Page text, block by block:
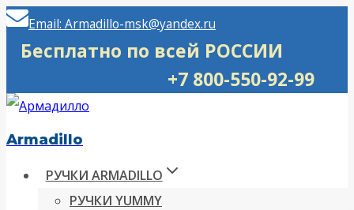
Перейти
Email: Armadillo-msk@yandex.ru
Бесплатно по всей РОССИИ
+7 800-550-92-99
Armadillo
РУЧКИ ARMADILLO
РУЧКИ YUMMY